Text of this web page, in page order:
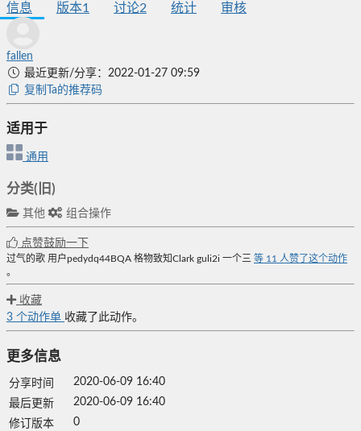
信息 版本1 讨论2 统计 审核
fallen
最近更新/分享：2022-01-27 09:59
复制Ta的推荐码
适用于
通用
分类(旧)
其他 组合操作
点赞鼓励一下
过气的歌 用户pedydq44BQA 格物致知Clark guli2i 一个三 等 11 人赞了这个动作
。
收藏
3 个动作单 收藏了此动作。
更多信息
分享时间
2020-06-09 16:40
最后更新
2020-06-09 16:40
修订版本
0